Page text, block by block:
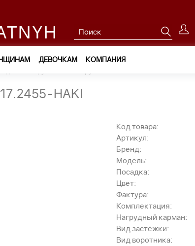
ДЕВОЧКАМ КОМПАНИЯ
17.2455-HAKI
Код товара:
Артикул:
Бренд:
Модель:
Посадка:
Цвет:
Фактура:
Комплектация:
Нагрудный карман:
Вид застёжки:
Вид воротника: